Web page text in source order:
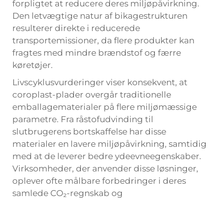
forpligtet at reducere deres miljøpåvirkning.
Den letvægtige natur af bikagestrukturen
resulterer direkte i reducerede
transportemissioner, da flere produkter kan
fragtes med mindre brændstof og færre
køretøjer.
Livscyklusvurderinger viser konsekvent, at
coroplast-plader overgår traditionelle
emballagematerialer på flere miljømæssige
parametre. Fra råstofudvinding til
slutbrugerens bortskaffelse har disse
materialer en lavere miljøpåvirkning, samtidig
med at de leverer bedre ydeevneegenskaber.
Virksomheder, der anvender disse løsninger,
oplever ofte målbare forbedringer i deres
samlede CO₂-regnskab og